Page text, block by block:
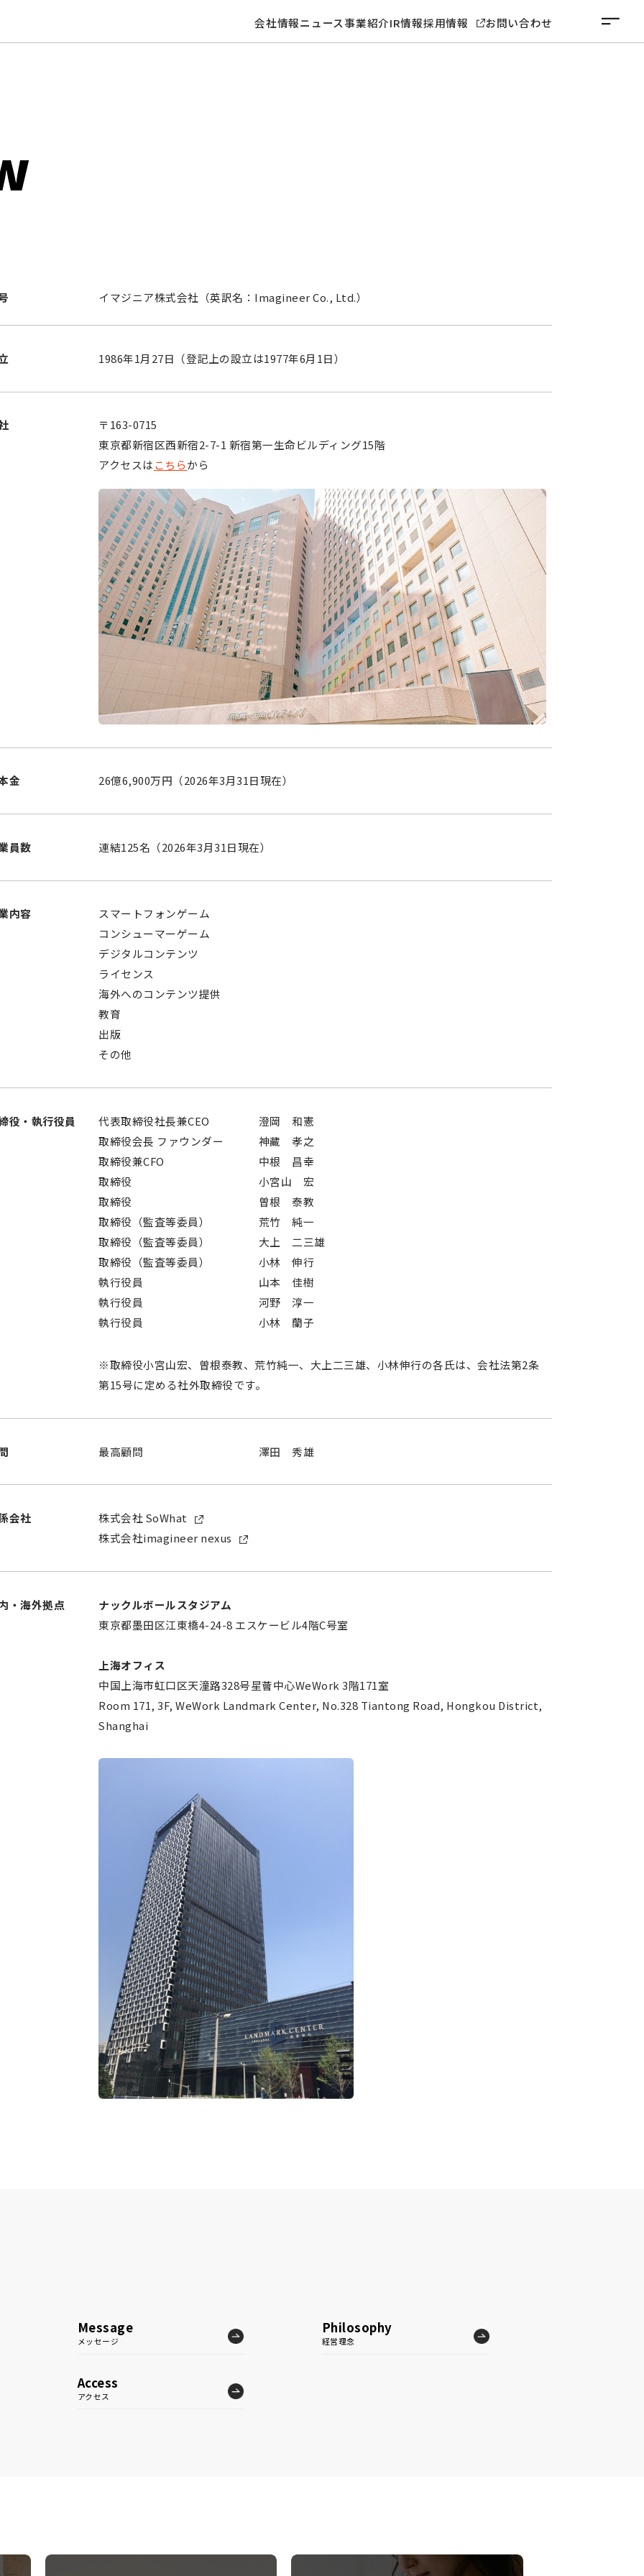
会社情報ニュース事業紹介IR情報採用情報 お問い合わせ
イマジニア株式会社（英訳名：Imagineer Co., Ltd.）
1986年1月27日（登記上の設立は1977年6月1日）
〒163-0715
東京都新宿区西新宿2-7-1 新宿第一生命ビルディング15階
アクセスはこちらから
金 26億6,900万円（2026年3月31日現在）
員数 連結125名（2026年3月31日現在）
内容
スマートフォンゲーム
コンシューマーゲーム
デジタルコンテンツ
ライセンス
海外へのコンテンツ提供
教育
出版
その他
役‧執行役員 代表取締役社長兼CEO
澄岡 和憲
取締役会長 ファウンダー
神藏 孝之
取締役兼CFO
中根 昌幸
取締役
小宮山 宏
取締役
曽根 泰教
取締役（監査等委員）
荒竹 純一
取締役（監査等委員）
大上 二三雄
取締役（監査等委員）
小林 伸行
執行役員
山本 佳樹
執行役員
河野 淳一
執行役員
小林 蘭子
※取締役小宮山宏、曽根泰教、荒竹純一、大上二三雄、小林伸行の各氏は、会社法第2条
第15号に定める社外取締役です。
最高顧問 澤田 秀雄
会社
株式会社 SoWhat
株式会社imagineer nexus
‧海外拠点
ナックルボールスタジアム
東京都墨田区江東橋4-24-8 エスケービル4階C号室
上海オフィス
中国上海市虹口区天潼路328号星薈中心WeWork 3階171室
Room 171, 3F, WeWork Landmark Center, No.328 Tiantong Road, Hongkou District,
Shanghai
Message
メッセージ
Philosophy
経営理念
Access
アクセス